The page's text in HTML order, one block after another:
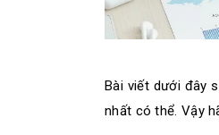
Bài viết dưới đây
nhất có thể. Vậy